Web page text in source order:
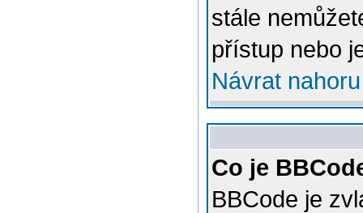
stále
přístup nebo
Návrat nahoru
Co je
BBCode je